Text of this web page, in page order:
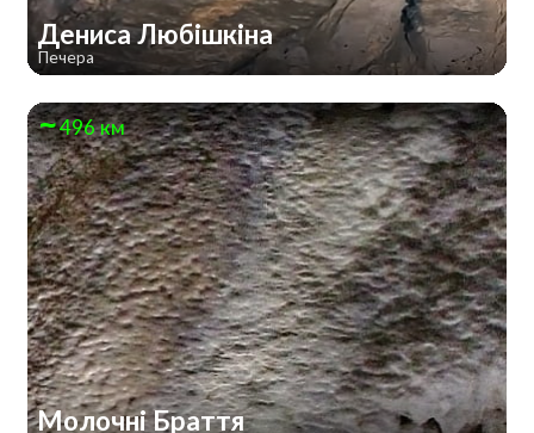
Дениса Любішкіна
Печера
496 км
Молочні Браття